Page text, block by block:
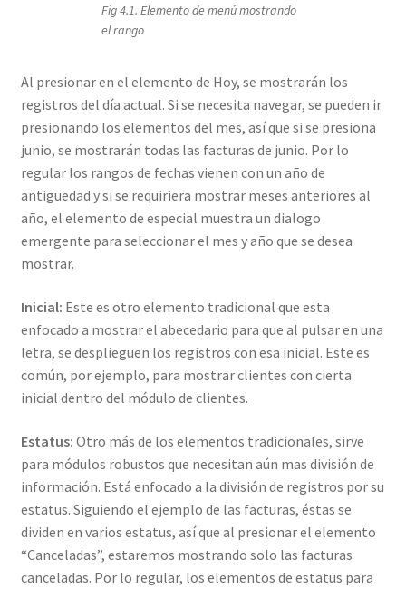
Fig 4.1. Elemento de menú mostrando
el rango
Al presionar en el elemento de Hoy, se mostrarán los
registros del día actual. Si se necesita navegar, se pueden ir
presionando los elementos del mes, así que si se presiona
junio, se mostrarán todas las facturas de junio. Por lo
regular los rangos de fechas vienen con un año de
antigüedad y si se requiriera mostrar meses anteriores al
año, el elemento de especial muestra un dialogo
emergente para seleccionar el mes y año que se desea
mostrar.
Inicial: Este es otro elemento tradicional que esta
enfocado a mostrar el abecedario para que al pulsar en una
letra, se desplieguen los registros con esa inicial. Este es
común, por ejemplo, para mostrar clientes con cierta
inicial dentro del módulo de clientes.
Estatus: Otro más de los elementos tradicionales, sirve
para módulos robustos que necesitan aún mas división de
información. Está enfocado a la división de registros por su
estatus. Siguiendo el ejemplo de las facturas, éstas se
dividen en varios estatus, así que al presionar el elemento
“Canceladas”, estaremos mostrando solo las facturas
canceladas. Por lo regular, los elementos de estatus para